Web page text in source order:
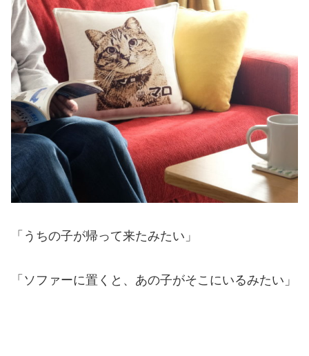
「うちの子が帰って来たみたい」
「ソファーに置くと、あの子がそこにいるみたい」